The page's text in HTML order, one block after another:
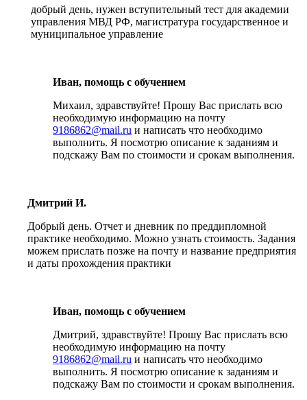
добрый день, нужен вступительный тест для академии
управления МВД РФ, магистратура государственное и
муниципальное управление
Иван, помощь с обучением
Михаил, здравствуйте! Прошу Вас прислать всю
необходимую информацию на почту
9186862@mail.ru и написать что необходимо
выполнить. Я посмотрю описание к заданиям и
подскажу Вам по стоимости и срокам выполнения.
Дмитрий И.
Добрый день. Отчет и дневник по преддипломной
практике необходимо. Можно узнать стоимость. Задания
можем прислать позже на почту и название предприятия
и даты прохождения практики
Иван, помощь с обучением
Дмитрий, здравствуйте! Прошу Вас прислать всю
необходимую информацию на почту
9186862@mail.ru и написать что необходимо
выполнить. Я посмотрю описание к заданиям и
подскажу Вам по стоимости и срокам выполнения.